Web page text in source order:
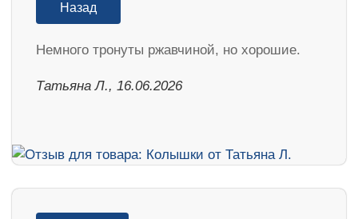
Назад
Немного тронуты ржавчиной, но хорошие.
Татьяна Л., 16.06.2026